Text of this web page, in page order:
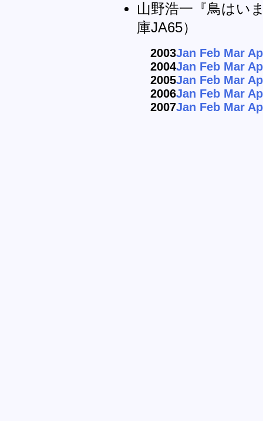
山野浩一『鳥はい
庫JA65）
2003Jan Feb Mar
2004Jan Feb Mar
2005Jan Feb Mar
2006Jan Feb Mar
2007Jan Feb Mar